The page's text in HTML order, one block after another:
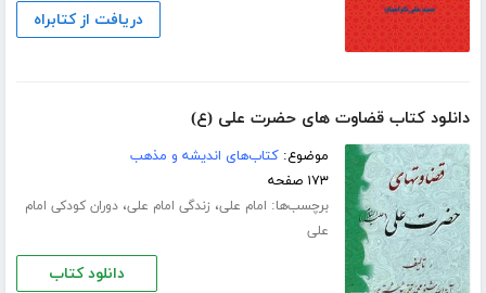
دریافت از کتابراه
دانلود کتاب قضاوت های حضرت علی (ع)
موضوع:کتاب‌های اندیشه و مذهب
۱۷۳ صفحه
برچسب‌ها: امام علی، زندگی امام علی،دوران کودکی امام
علی
دانلود کتاب